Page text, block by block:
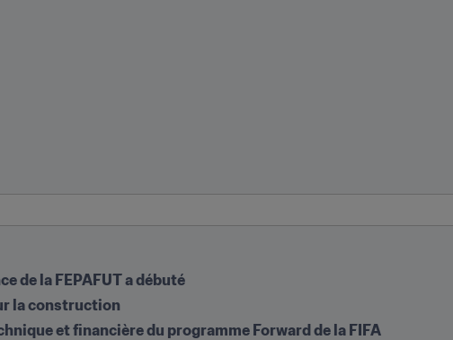
de la FEPAFUT a débuté
la construction
et financière du programme Forward de la FIFA